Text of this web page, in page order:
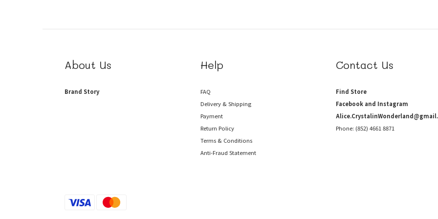
About Us
Brand Story
Help
FAQ
Delivery & Shipping
Payment
Return Policy
Terms & Conditions
Anti-Fraud Statement
Contact Us
Find Store
Facebook and Instagram
Phone: (852) 4661 8871